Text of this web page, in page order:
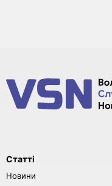
Статті
Новини